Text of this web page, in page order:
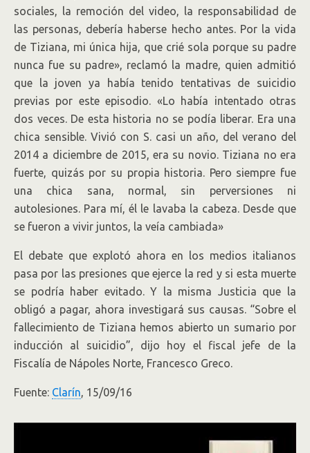
sociales, la remoción del video, la responsabilidad de
las personas, debería haberse hecho antes. Por la vida
de Tiziana, mi única hija, que crié sola porque su padre
nunca fue su padre», reclamó la madre, quien admitió
que la joven ya había tenido tentativas de suicidio
previas por este episodio. «Lo había intentado otras
dos veces. De esta historia no se podía liberar. Era una
chica sensible. Vivió con S. casi un año, del verano del
2014 a diciembre de 2015, era su novio. Tiziana no era
fuerte, quizás por su propia historia. Pero siempre fue
una chica sana, normal, sin perversiones ni
autolesiones. Para mí, él le lavaba la cabeza. Desde que
se fueron a vivir juntos, la veía cambiada»
El debate que explotó ahora en los medios italianos
pasa por las presiones que ejerce la red y si esta muerte
se podría haber evitado. Y la misma Justicia que la
obligó a pagar, ahora investigará sus causas. “Sobre el
fallecimiento de Tiziana hemos abierto un sumario por
inducción al suicidio”, dijo hoy el fiscal jefe de la
Fiscalía de Nápoles Norte, Francesco Greco.
Fuente: Clarín, 15/09/16